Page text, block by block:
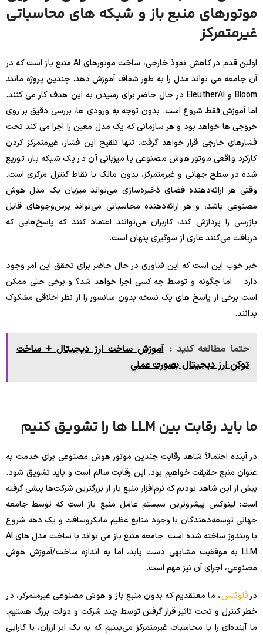
موتورهای منبع باز و شبکه های محاسباتی
غیرمتمرکز
اولین قدم در کاهش نفوذ خارجی، ساخت موتورهای AI منبع باز است که در
آن جامعه می تواند مدل را به طور شفاف آموزش دهد. چندین پروژه مانند
Bloom و EleutherAI در حال حاضر برای رسیدن به این هدف کار می کنند.
اما آموزش فقط شروع است. بدون توجه به ورودی ها، بررسی دقیق بر روی
خروجی ها خواهد بود و هر سازمانی که یک مدل معین را اجرا می کند تحت
فشارهای خارجی قرار خواهد گرفت. تنها تلقیح این فشار، غیرمتمرکز کردن
کارکرد واقعی موتور هوش مصنوعی با میزبانی آن در یک شبکه باز، توزیع
شده در سطح جهانی و غیرمتمرکز، بدون مالک یا نقاط کنترل مرکزی است.
وقتی هر ارائه‌دهنده فضای ذخیره‌سازی می‌تواند میزبان یک مدل هوش
مصنوعی باشد، و هر ارائه‌دهنده محاسباتی می‌تواند پرس‌وجوهای قابل
بازرسی را پردازش کند، کاربران می‌توانند اعتماد کنند که پاسخ‌هایی که
دریافت می‌کنند عاری از سوگیری پنهان است.
خبر خوب این است که این فناوری در حال حاضر برای تحقق این امر وجود
دارد – اما چگونه و توسط چه کسی اجرا خواهد شد؟ و برخی حتی ممکن
است برخی از پاسخ های یک نسخه بدون سانسور را از نظر اخلاقی مشکوک
بدانند.
حتما مطالعه کنید : آموزش ساخت ارز دیجیتال + ساخت
توکن ارز دیجیتال بصورت عملی
ما باید رقابت بین LLM ها را تشویق کنیم
در آینده احتمالاً شاهد رقابت چندین موتور هوش مصنوعی برای خدمت به
عنوان منبع حقیقت خواهیم بود. این رقابت سالم است و باید تشویق شود.
پیش از این شاهد بودیم که نرم‌افزار منبع باز از بزرگترین شرکت‌ها پیشی گرفته
است: لینوکس پیشروترین سیستم عامل منبع باز است که توسط جامعه
جهانی توسعه‌دهندگان با وجود منابع عظیم مایکروسافت و یک دهه شروع
با ویندوز ساخته شده است. جامعه منبع باز می تواند با ساخت مدل های AI
LLM به موفقیت مشابهی دست یابد، اما به اندازه ساخت/آموزش هوش
مصنوعی، اجرای آن نیز مهم است.
درفلوئنس، ما معتقدیم که بدون منبع باز و هوش مصنوعی غیرمتمرکز، در
خطر کنترل و تحت تاثیر قرار گرفتن توسط چند شرکت و دولت بزرگ هستیم.
ما آینده‌ای را با محاسبات غیرمتمرکز می‌بینیم که به یک ابر ارزان، با کارایی